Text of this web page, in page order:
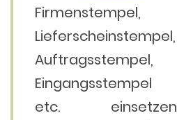
Firmenstempel,
Lieferscheinstempel,
Auftragsstempel,
Eingangsstempel
etc. einsetzen